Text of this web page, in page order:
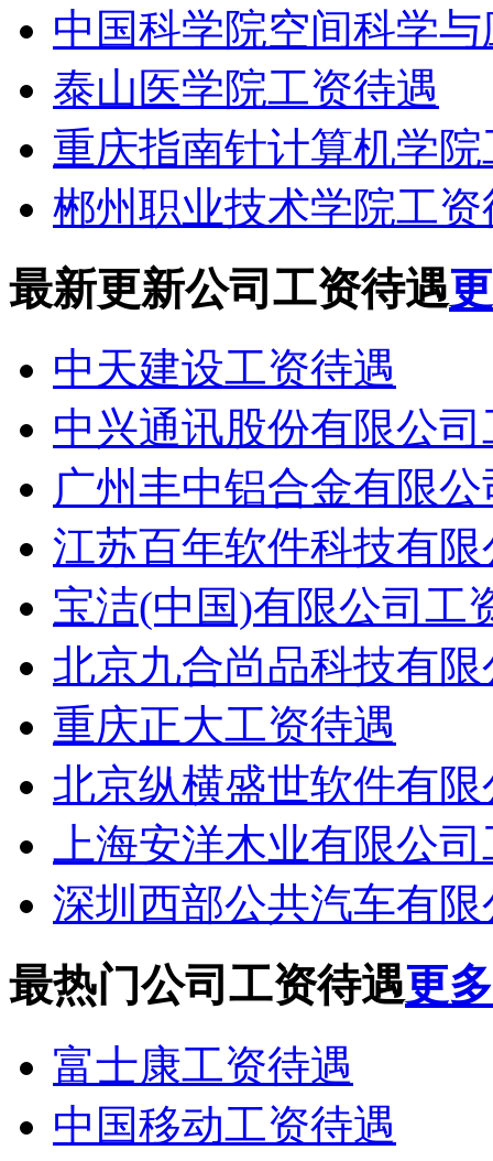
中国科学院空间科学
泰山医学院工资待遇
重庆指南针计算机学
郴州职业技术学院工资
最新更新公司工资待遇
中天建设工资待遇
中兴通讯股份有限公
广州丰中铝合金有限
江苏百年软件科技有
宝洁(中国)有限公司工
北京九合尚品科技有
重庆正大工资待遇
北京纵横盛世软件有
上海安洋木业有限公
深圳西部公共汽车有
最热门公司工资待遇更
富士康工资待遇
中国移动工资待遇